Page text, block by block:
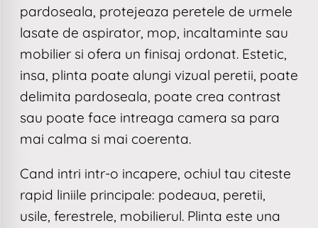
pardoseala, protejeaza peretele de urmele
lasate de aspirator, mop, incaltaminte sau
mobilier si ofera un finisaj ordonat. Estetic,
insa, plinta poate alungi vizual peretii, poate
delimita pardoseala, poate crea contrast
sau poate face intreaga camera sa para
mai calma si mai coerenta.
Cand intri intr-o incapere, ochiul tau citeste
rapid liniile principale: podeaua, peretii,
usile, ferestrele, mobilierul. Plinta este una